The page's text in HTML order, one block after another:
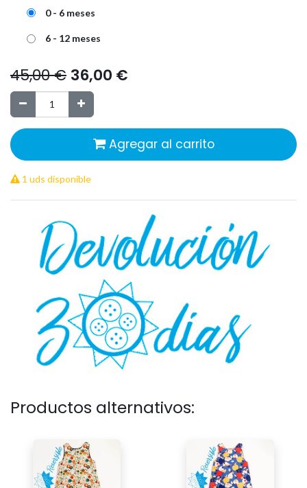
0 - 6 meses
6 - 12 meses
45,00€ 36,00 €
Agregar al carrito
1 uds disponible
Productos alternativos: